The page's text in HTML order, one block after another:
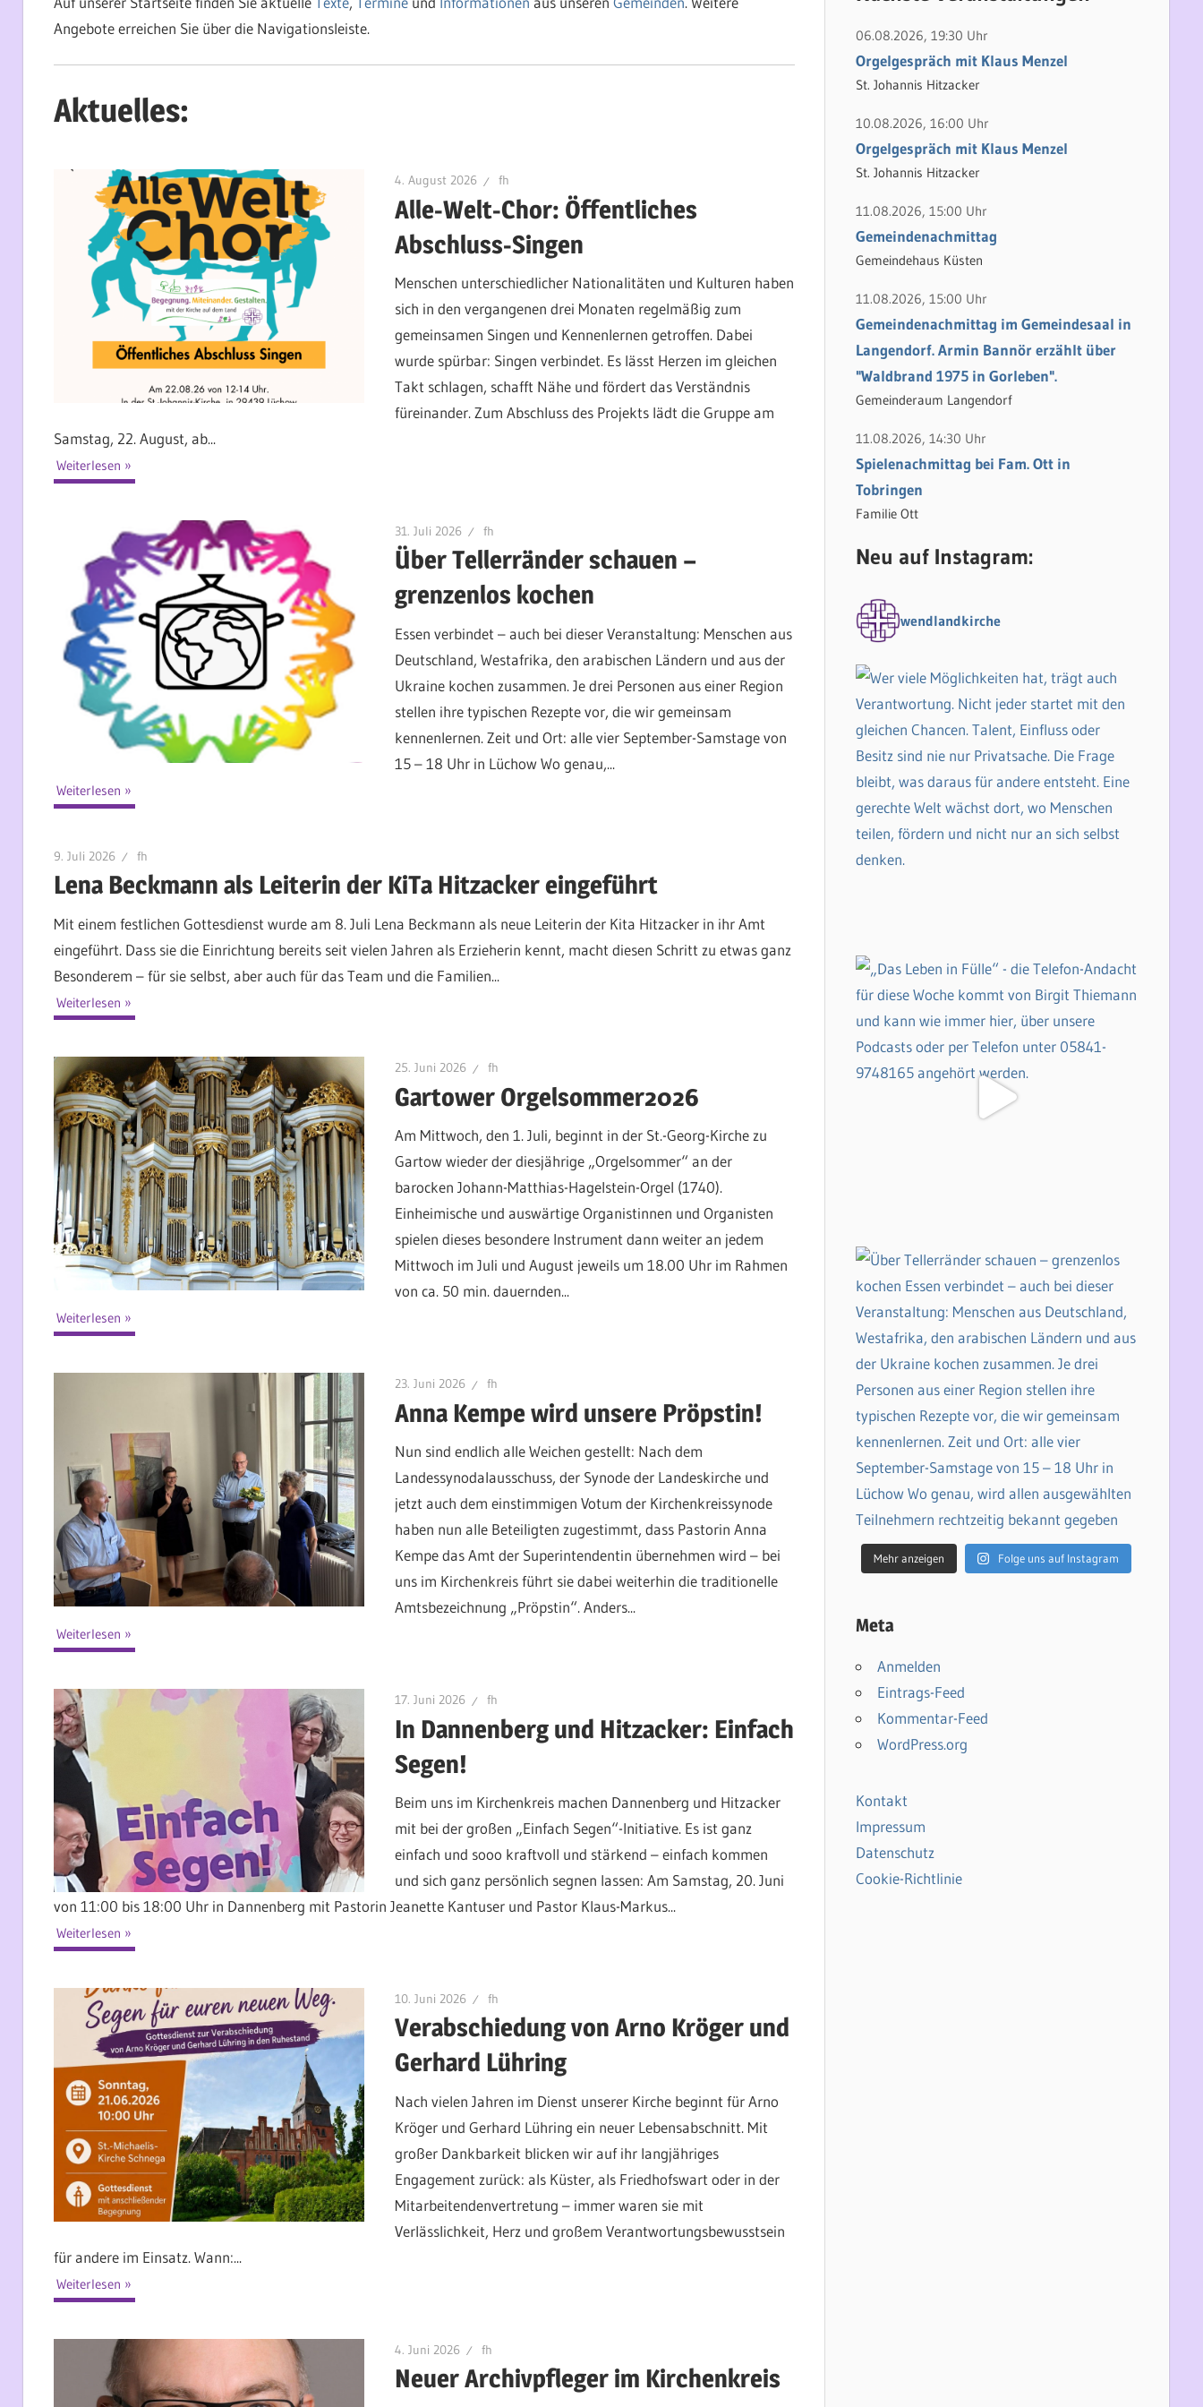
Angebote erreichen Sie über die Navigationsleiste.
Aktuelles:
4. August 2026 fh
Alle-Welt-Chor: Öffentliches
Abschluss-Singen
Menschen unterschiedlicher Nationalitäten und Kulturen haben
sich in den vergangenen drei Monaten regelmäßig zum
gemeinsamen Singen und Kennenlernen getroffen. Dabei
wurde spürbar: Singen verbindet. Es lässt Herzen im gleichen
Takt schlagen, schafft Nähe und fördert das Verständnis
füreinander. Zum Abschluss des Projekts lädt die Gruppe am
Samstag, 22. August, ab...
Weiterlesen
31. Juli 2026 fh
Über Tellerränder schauen –
grenzenlos kochen
Essen verbindet – auch bei dieser Veranstaltung: Menschen aus
Deutschland, Westafrika, den arabischen Ländern und aus der
Ukraine kochen zusammen. Je drei Personen aus einer Region
stellen ihre typischen Rezepte vor, die wir gemeinsam
kennenlernen. Zeit und Ort: alle vier September-Samstage von
15 – 18 Uhr in Lüchow Wo genau,...
Weiterlesen
9. Juli 2026 fh
Lena Beckmann als Leiterin der KiTa Hitzacker eingeführt
Mit einem festlichen Gottesdienst wurde am 8. Juli Lena Beckmann als neue Leiterin der Kita Hitzacker in ihr Amt
eingeführt. Dass sie die Einrichtung bereits seit vielen Jahren als Erzieherin kennt, macht diesen Schritt zu etwas ganz
Besonderem – für sie selbst, aber auch für das Team und die Familien...
Weiterlesen
25. Juni 2026 fh
Gartower Orgelsommer2026
Am Mittwoch, den 1. Juli, beginnt in der St.-Georg-Kirche zu
Gartow wieder der diesjährige „Orgelsommer“ an der
barocken Johann-Matthias-Hagelstein-Orgel (1740).
Einheimische und auswärtige Organistinnen und Organisten
spielen dieses besondere Instrument dann weiter an jedem
Mittwoch im Juli und August jeweils um 18.00 Uhr im Rahmen
von ca. 50 min. dauernden...
Weiterlesen
23. Juni 2026 fh
Anna Kempe wird unsere Pröpstin!
Nun sind endlich alle Weichen gestellt: Nach dem
Landessynodalausschuss, der Synode der Landeskirche und
jetzt auch dem einstimmigen Votum der Kirchenkreissynode
haben nun alle Beteiligten zugestimmt, dass Pastorin Anna
Kempe das Amt der Superintendentin übernehmen wird – bei
uns im Kirchenkreis führt sie dabei weiterhin die traditionelle
Amtsbezeichnung „Pröpstin“. Anders...
Weiterlesen
17. Juni 2026 fh
In Dannenberg und Hitzacker: Einfach
Segen!
Beim uns im Kirchenkreis machen Dannenberg und Hitzacker
mit bei der großen „Einfach Segen“-Initiative. Es ist ganz
einfach und sooo kraftvoll und stärkend – einfach kommen
und sich ganz persönlich segnen lassen: Am Samstag, 20. Juni
von 11:00 bis 18:00 Uhr in Dannenberg mit Pastorin Jeanette Kantuser und Pastor Klaus-Markus...
Weiterlesen
10. Juni 2026 fh
Verabschiedung von Arno Kröger und
Gerhard Lühring
Nach vielen Jahren im Dienst unserer Kirche beginnt für Arno
Kröger und Gerhard Lühring ein neuer Lebensabschnitt. Mit
großer Dankbarkeit blicken wir auf ihr langjähriges
Engagement zurück: als Küster, als Friedhofswart oder in der
Mitarbeitendenvertretung – immer waren sie mit
Verlässlichkeit, Herz und großem Verantwortungsbewusstsein
für andere im Einsatz. Wann:...
Weiterlesen
4. Juni 2026 fh
Neuer Archivpfleger im Kirchenkreis
e
n
n
a
06.08.2026, 19:30 Uhr
Orgelgespräch mit Klaus Menzel
St. Johannis Hitzacker
10.08.2026, 16:00 Uhr
Orgelgespräch mit Klaus Menzel
St. Johannis Hitzacker
11.08.2026, 15:00 Uhr
Gemeindenachmittag
Gemeindehaus Küsten
11.08.2026, 15:00 Uhr
Gemeindenachmittag im Gemeindesaal in
Langendorf. Armin Bannör erzählt über
"Waldbrand 1975 in Gorleben".
Gemeinderaum Langendorf
11.08.2026, 14:30 Uhr
Spielenachmittag bei Fam. Ott in
Tobringen
Familie Ott
Neu auf Instagram:
wendlandkirche
Mehr anzeigen Folge uns auf Instagram
Meta
Anmelden
Eintrags-Feed
Kommentar-Feed
WordPress.org
Kontakt
Impressum
Datenschutz
Cookie-Richtlinie